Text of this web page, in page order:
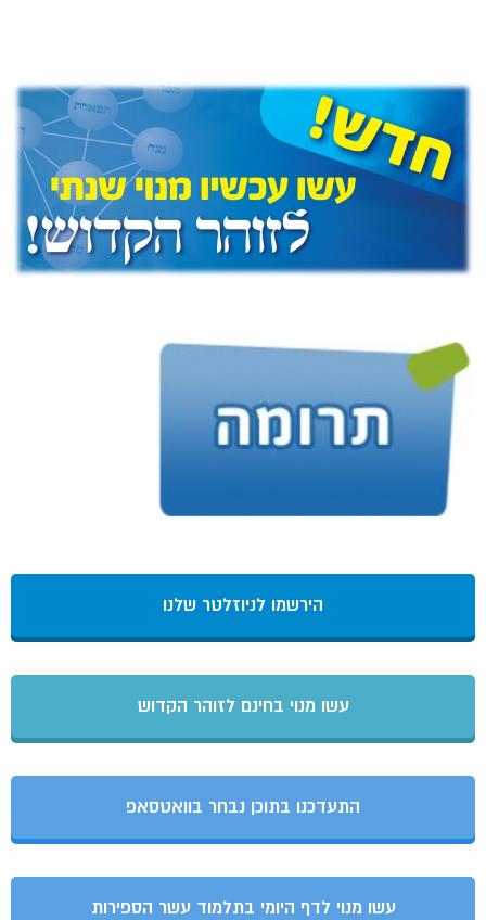
הירשמו לניוזלטר שלנו
עשו מנוי בחינם לזוהר הקדוש
התעדכנו בתוכן נבחר בוואטסאפ
עשו מנוי לדף היומי בתלמוד עשר הספירות